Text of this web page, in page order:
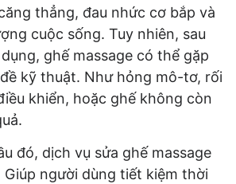
thẳng, đau nhức cơ bắp và
cuộc sống. Tuy nhiên, sau
ghế massage có thể gặp
kỹ thuật. Như hỏng mô-tơ, rối
khiển, hoặc ghế không còn
đó, dịch vụ sửa ghế massage
Giúp người dùng tiết kiệm thời